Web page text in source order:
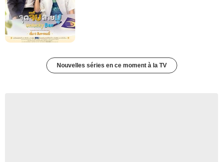
Nouvelles séries en ce moment à la TV